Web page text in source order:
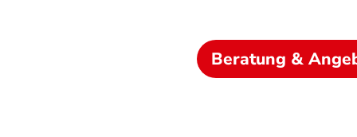
Beratung &